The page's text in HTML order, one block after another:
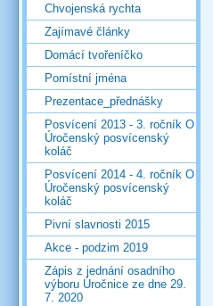
Chvojenská rychta
Zajímavé články
Domácí tvořeníčko
Pomístní jména
Prezentace_přednášky
Posvícení 2013 - 3. ročník O
Úročenský posvícenský
koláč
Posvícení 2014 - 4. ročník O
Úročenský posvícenský
koláč
Pivní slavnosti 2015
Akce - podzim 2019
Zápis z jednání osadního
výboru Úročnice ze dne 29.
7. 2020